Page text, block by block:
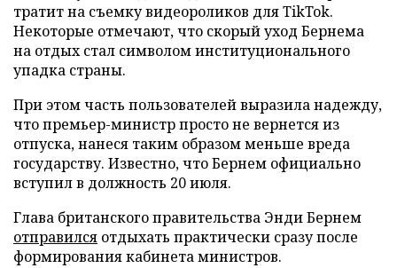
тратит на съемку видеороликов для TikTok.
Некоторые отмечают, что скорый уход Бернема
на отдых стал символом институционального
упадка страны.
При этом часть пользователей выразила надежду,
что премьер-министр просто не вернется из
отпуска, нанеся таким образом меньше вреда
государству. Известно, что Бернем официально
вступил в должность 20 июля.
Глава британского правительства Энди Бернем
отправился отдыхать практически сразу после
формирования кабинета министров.